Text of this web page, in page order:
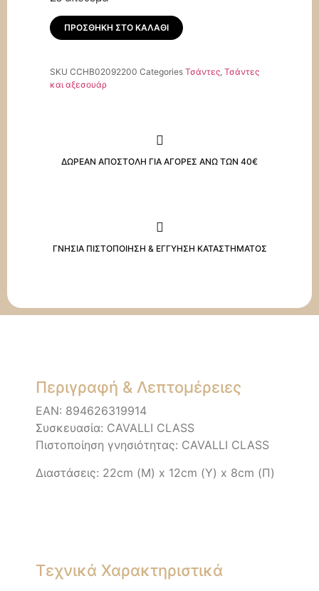
ΠΡΟΣΘΉΚΗ ΣΤΟ ΚΑΛΆΘΙ
SKU CCHB02092200 Categories Τσάντες, Τσάντες
και αξεσουάρ
ΔΩΡΕΑΝ ΑΠΟΣΤΟΛΗ ΓΙΑ ΑΓΟΡΕΣ ΑΝΩ ΤΩΝ 40€
ΓΝΗΣΙΑ ΠΙΣΤΟΠΟΙΗΣΗ & ΕΓΓΥΗΣΗ ΚΑΤΑΣΤΗΜΑΤΟΣ
Περιγραφή & Λεπτομέρειες
EAN: 894626319914
Συσκευασία: CAVALLI CLASS
Πιστοποίηση γνησιότητας: CAVALLI CLASS
Διαστάσεις: 22cm (Μ) x 12cm (Υ) x 8cm (Π)
Τεχνικά Χαρακτηριστικά